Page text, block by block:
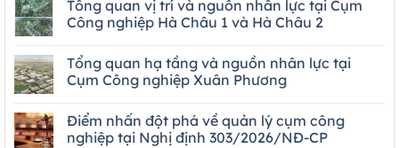
Tổng quan vị trí và nguồn nhân lực tại Cụm
Công nghiệp Hà Châu 1 và Hà Châu 2
Tổng quan hạ tầng và nguồn nhân lực tại
Cụm Công nghiệp Xuân Phương
Điểm nhấn đột phá về quản lý cụm công
nghiệp tại Nghị định 303/2026/NĐ-CP